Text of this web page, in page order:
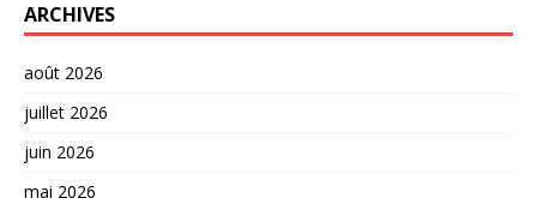
ARCHIVES
août 2026
juillet 2026
juin 2026
mai 2026